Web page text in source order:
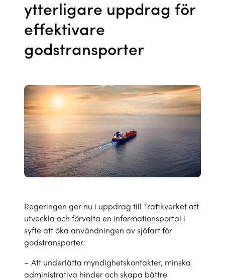
ytterligare uppdrag för
effektivare
godstransporter
Regeringen ger nu i uppdrag till Trafikverket att
utveckla och förvalta en informationsportal i
syfte att öka användningen av sjöfart för
godstransporter.
– Att underlätta myndighetskontakter, minska
administrativa hinder och skapa bättre